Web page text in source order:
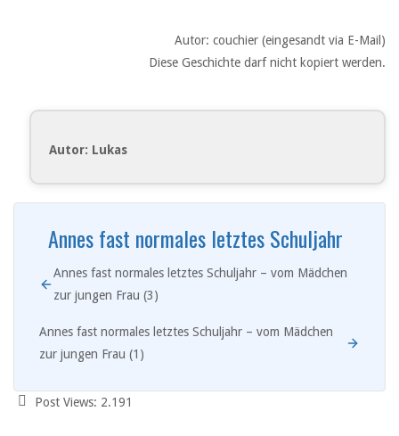
Autor: couchier (eingesandt via E-Mail)
Diese Geschichte darf nicht kopiert werden.
Autor: Lukas
Annes fast normales letztes Schuljahr
Annes fast normales letztes Schuljahr – vom Mädchen
zur jungen Frau (3)
Annes fast normales letztes Schuljahr – vom Mädchen
zur jungen Frau (1)
Post Views: 2.191